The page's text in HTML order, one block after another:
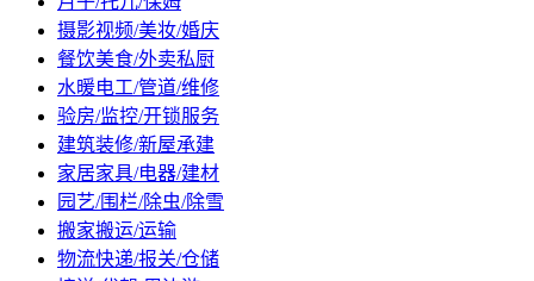
摄影视频/美妆/婚庆
餐饮美食/外卖私厨
水暖电工/管道/维修
验房/监控/开锁服务
建筑装修/新屋承建
家居家具/电器/建材
园艺/围栏/除虫/除雪
搬家搬运/运输
物流快递/报关/仓储